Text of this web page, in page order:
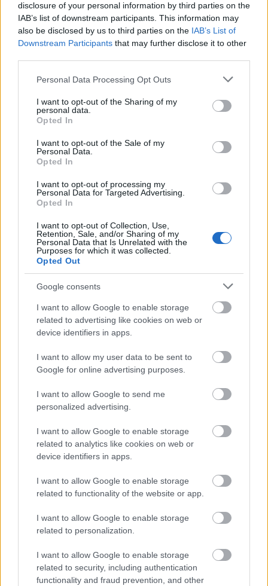
disclosure of your personal information by third parties on the
IAB’s list of downstream participants. This information may
also be disclosed by us to third parties on the IAB’s List of
Downstream Participants that may further disclose it to other
Please note that this website/app uses one or more Google
not limited to your visit or usage behaviour. You may click to
grant or deny consent to Google and its third-party tags to
use your data for below specified purposes in below Google
consent section.
Personal Data Processing Opt Outs
I want to opt-out of the Sharing of my
personal data.
Opted In
I want to opt-out of the Sale of my
Personal Data.
Opted In
I want to opt-out of processing my
Personal Data for Targeted Advertising.
Opted In
I want to opt-out of Collection, Use,
Retention, Sale, and/or Sharing of my
Personal Data that Is Unrelated with the
Purposes for which it was collected.
Opted Out
Google consents
I want to allow Google to enable storage
related to advertising like cookies on web or
device identifiers in apps.
I want to allow my user data to be sent to
Google for online advertising purposes.
I want to allow Google to send me
personalized advertising.
I want to allow Google to enable storage
related to analytics like cookies on web or
device identifiers in apps.
I want to allow Google to enable storage
related to functionality of the website or app.
I want to allow Google to enable storage
related to personalization.
I want to allow Google to enable storage
related to security, including authentication
functionality and fraud prevention, and other
Öt ideális fürdőszobai növény
Megyeri Szabolcs•2014. július 18.
A tavaszi-nyári időszak jellemzően a kerti
növénygondozásról szól, ezekben a hónapokban a
inkább ősszel-télen van, mikor beszorulunk a négy
fal közé. Ugyanakkor nyáron sem szabad elfelejteni
Közösségi kertek újratöltve!
Megyeri Szabolcs •2014. június 20.
az is, hogy a tavalyi, tavalyelőtti felfutás után, vagy
csak az újdonság varázsának megszűnésével a
egy hírlevelet kaptam, mely szerint a közösségi
kertek alapításában…
Macit a málnásba!